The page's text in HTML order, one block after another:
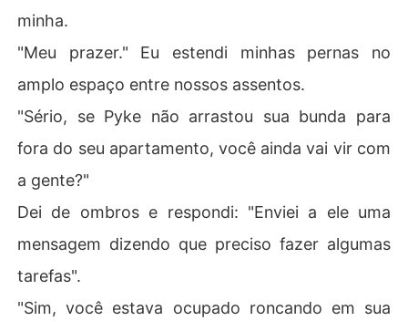
minha.
"Meu prazer." Eu estendi minhas pernas no
amplo espaço entre nossos assentos.
"Sério, se Pyke não arrastou sua bunda para
fora do seu apartamento, você ainda vai vir com
a gente?"
Dei de ombros e respondi: "Enviei a ele uma
mensagem dizendo que preciso fazer algumas
tarefas".
"Sim, você estava ocupado roncando em sua